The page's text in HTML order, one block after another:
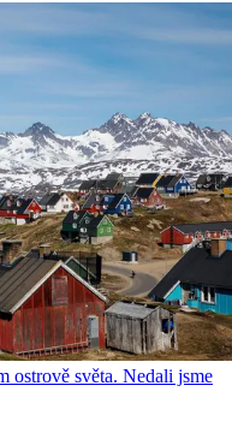
ostrově světa. Nedali jsme